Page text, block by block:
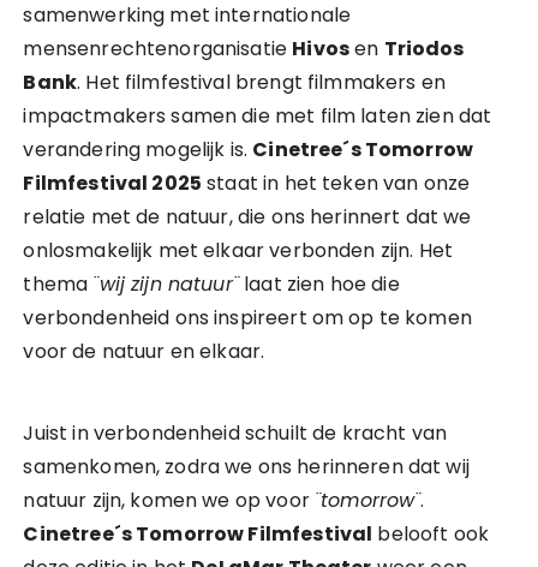
samenwerking met internationale
mensenrechtenorganisatie Hivosen Triodos
Bank. Het filmfestival brengt filmmakers en
impactmakers samen die met film laten zien dat
verandering mogelijk is. Cinetree´s Tomorrow
Filmfestival 2025 staat in het teken van onze
relatie met de natuur, die ons herinnert dat we
onlosmakelijk met elkaar verbonden zijn. Het
thema ¨wij zijn natuur¨laat zien hoe die
verbondenheid ons inspireert om op te komen
voor de natuur en elkaar.
Juist in verbondenheid schuilt de kracht van
samenkomen, zodra we ons herinneren dat wij
natuur zijn, komen we op voor ¨tomorrow¨.
Cinetree´s Tomorrow Filmfestival belooft ook